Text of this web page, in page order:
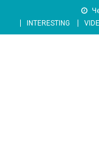
content
INTERESTING